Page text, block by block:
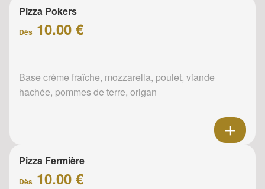
Pizza Pokers
Dès 10.00 €
Base crème fraîche, mozzarella, poulet, viande
hachée, pommes de terre, origan
Pizza Fermière
Dès 10.00 €